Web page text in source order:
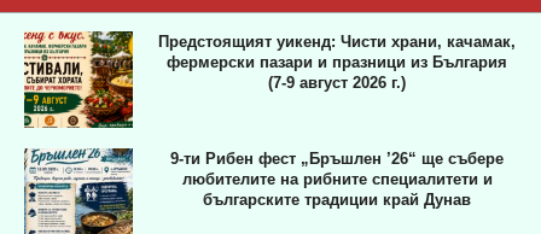
Предстоящият уикенд: Чисти храни, качамак,
фермерски пазари и празници из България
(7-9 август 2026 г.)
9-ти Рибен фест „Бръшлен ’26“ ще събере
любителите на рибните специалитети и
българските традиции край Дунав